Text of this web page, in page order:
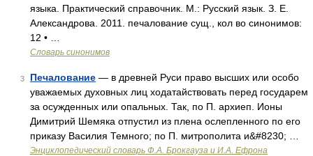
языка. Практический справочник. М.: Русский язык. З. Е.
Александрова. 2011. печалование сущ., кол во синонимов:
12 • …
Словарь синонимов
3 Печалование — в древней Руси право высших или особо
уважаемых духовных лиц ходатайствовать перед государем
за осужденных или опальных. Так, по П. архиеп. Ионы
Димитрий Шемяка отпустил из плена ослепленного по его
приказу Василия Темного; по П. митрополита и&#8230; …
Энциклопедический словарь Ф.А. Брокгауза и И.А. Ефрона